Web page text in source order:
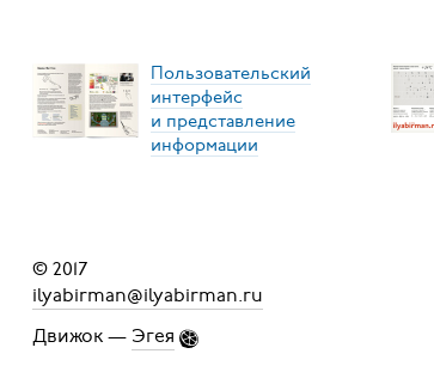
Пользовательский
интерфейс
и представление
информации
© 2017
ilyabirman@ilyabirman.ru
Движок — Эгея